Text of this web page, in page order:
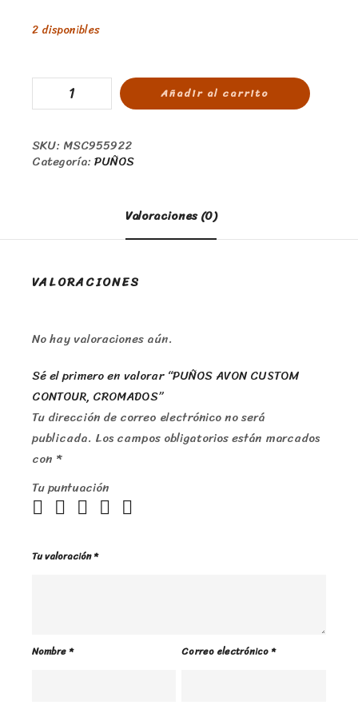
2 disponibles
Añadir al carrito
SKU: MSC955922
Categoría:PUÑOS
Valoraciones (0)
VALORACIONES
No hay valoraciones aún.
Sé el primero en valorar “PUÑOS AVON CUSTOM
CONTOUR, CROMADOS”
Tu dirección de correo electrónico no será
publicada. Los campos obligatorios están marcados
con *
Tu puntuación
Tu valoración*
Nombre* Correo electrónico*